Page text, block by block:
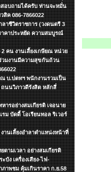
สอบถามได้ครับ ท่านจะหมั่น
สิค 086-7866022
าชีวิตราชการ (วงดนตรี 3
คาประหยัด ความสมบูรณ์
คน งานเลี้ยงเกษียณ หน่วย
วมงานมีความสุขกันถ้วน
ณ บ.ปตทฯ พนักงานรวมเป็น
นนวิภาวดีรังสิต หลักสี่
ารอย่างสมเกียรติ เจอนาย
ม บัดดี้ โอเรียนทอล ริเวอร์
านเลี้ยงอำลาตำแหน่งหน้าที่
ตามเวลา อย่างสมเกียรติ
บัง เครื่องเสียง-ไฟ-
ภาพชม คุ้มเกินราคา ก.ย.58